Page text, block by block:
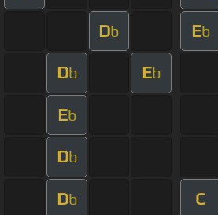
Db Eb
Db Eb
Eb
Db
Db C